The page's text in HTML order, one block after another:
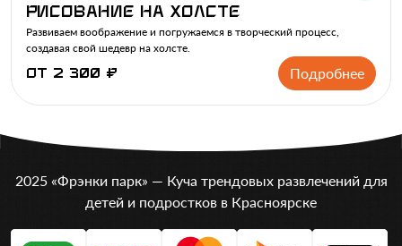
Рисование на холсте
Развиваем воображение и погружаемся в творческий процесс,
создавая свой шедевр на холсте.
от 2 300 ₽ Подробнее
2025 «Фрэнки парк» — Куча трендовых развлечений для
детей и подростков в Красноярске